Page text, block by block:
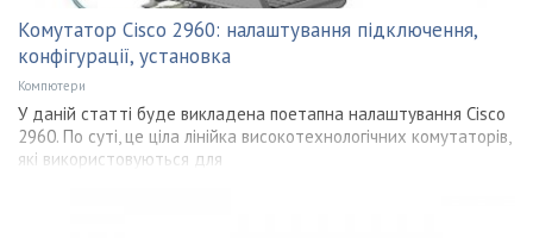
Комутатор Cisco 2960: налаштування підключення,
конфігурації, установка
Компютери
У даній статті буде викладена поетапна налаштування Cisco
2960. По суті, це ціла лінійка високотехнологічних комутаторів,
які використовуються для